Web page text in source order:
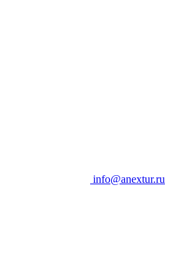
info@anextur.ru